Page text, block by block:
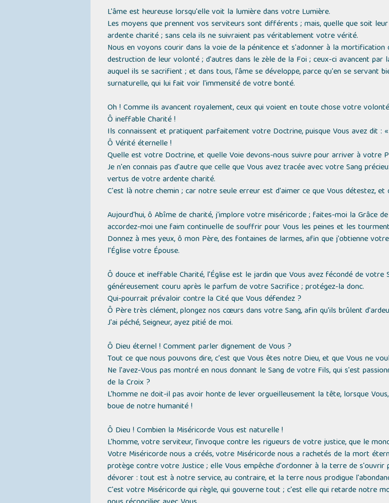
L'âme est heureuse lorsqu'elle voit la lumière dans votre Lumière.
Les moyens que prennent vos serviteurs sont différents ; mais, quelle que soit
ardente charité ; sans cela ils ne suivraient pas véritablement votre vérité.
Nous en voyons courir dans la voie de la pénitence et s'adonner à la
destruction de leur volonté ; d'autres dans le zèle de la Foi ; ceux-ci avancent par
auquel ils se sacrifient ; et dans tous, l'âme se développe, parce qu'en se servant
surnaturelle, qui lui fait voir l'immensité de votre bonté.
Oh ! Comme ils avancent royalement, ceux qui voient en toute chose votre
Ô ineffable Charité !
Ils connaissent et pratiquent parfaitement votre Doctrine, puisque Vous avez dit :
Ô Vérité éternelle !
Quelle est votre Doctrine, et quelle Voie devons-nous suivre pour arriver à votre
Je n'en connais pas d'autre que celle que Vous avez tracée avec votre Sang
vertus de votre ardente charité.
C'est là notre chemin ; car notre seule erreur est d'aimer ce que Vous détestez, et
Aujourd'hui, ô Abîme de charité, j'implore votre miséricorde ; faites-moi la Grâce
accordez-moi une faim continuelle de souffrir pour Vous les peines et les
Donnez à mes yeux, ô mon Père, des fontaines de larmes, afin que j'obtienne
l'Église votre Épouse.
Ô douce et ineffable Charité, l'Église est le jardin que Vous avez fécondé de
généreusement couru après le parfum de votre Sacrifice ; protégez-la donc.
Qui-pourrait prévaloir contre la Cité que Vous défendez ?
Ô Père très clément, plongez nos cœurs dans votre Sang, afin qu'ils brûlent
J'ai péché, Seigneur, ayez pitié de moi.
Ô Dieu éternel ! Comment parler dignement de Vous ?
Tout ce que nous pouvons dire, c'est que Vous êtes notre Dieu, et que Vous ne
Ne l'avez-Vous pas montré en nous donnant le Sang de votre Fils, qui s'est
de la Croix ?
L'homme ne doit-il pas avoir honte de lever orgueilleusement la tête, lorsque
boue de notre humanité !
Ô Dieu ! Combien la Miséricorde Vous est naturelle !
L'homme, votre serviteur, l'invoque contre les rigueurs de votre justice, que le
Votre Miséricorde nous a créés, votre Miséricorde nous a rachetés de la mort
protège contre votre Justice ; elle Vous empêche d'ordonner à la terre de
dévorer : tout est à notre service, au contraire, et la terre nous prodigue
C'est votre Miséricorde qui règle, qui gouverne tout ; c'est elle qui retarde notre